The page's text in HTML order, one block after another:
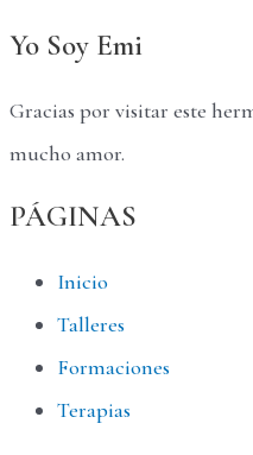
Yo Soy Emi
Gracias por visitar este
mucho amor.
PÁGINAS
Inicio
Talleres
Formaciones
Terapias